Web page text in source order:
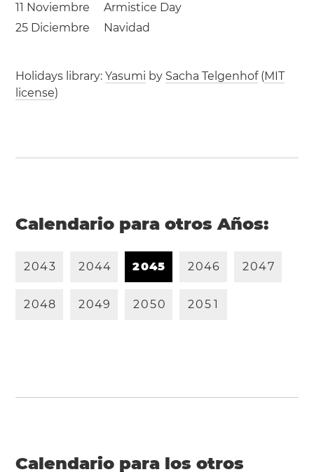
11 Noviembre
Armistice Day
25 Diciembre
Navidad
Holidays library:Yasumi by Sacha Telgenhof(MIT
license)
Calendario para otros Años:
2043 2044 2045 2046 2047
2048 2049 2050 205 1
Calendario para los otros